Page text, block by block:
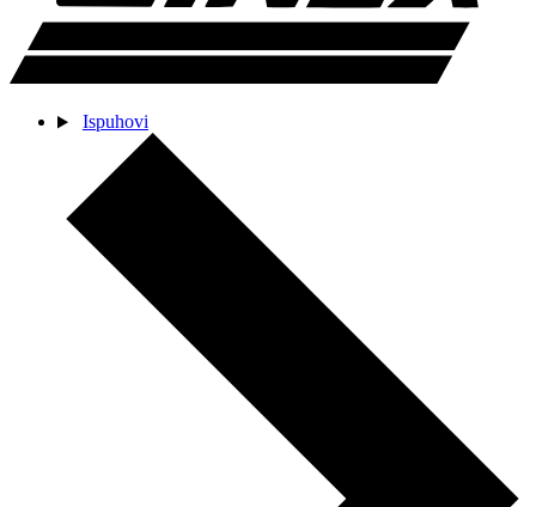
Ispuhovi